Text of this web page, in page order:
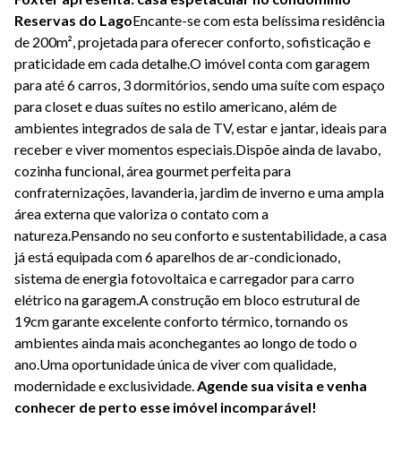
Reservas do LagoEncante-se com esta belíssima residência
de 200m², projetada para oferecer conforto, sofisticação e
praticidade em cada detalhe.O imóvel conta com garagem
para até 6 carros, 3 dormitórios, sendo uma suíte com espaço
para closet e duas suítes no estilo americano, além de
ambientes integrados de sala de TV, estar e jantar, ideais para
receber e viver momentos especiais.Dispõe ainda de lavabo,
cozinha funcional, área gourmet perfeita para
confraternizações, lavanderia, jardim de inverno e uma ampla
área externa que valoriza o contato com a
natureza.Pensando no seu conforto e sustentabilidade, a casa
já está equipada com 6 aparelhos de ar-condicionado,
sistema de energia fotovoltaica e carregador para carro
elétrico na garagem.A construção em bloco estrutural de
19cm garante excelente conforto térmico, tornando os
ambientes ainda mais aconchegantes ao longo de todo o
ano.Uma oportunidade única de viver com qualidade,
modernidade e exclusividade.Agende sua visita e venha
conhecer de perto esse imóvel incomparável!